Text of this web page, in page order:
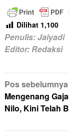
Dilihat 1,100
Penulis: Jaiyadi
Editor: Redaksi
Navigasi
pos
Pos sebelumnya
Mengenang
Nilo, Kini Telah